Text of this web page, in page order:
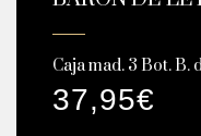
Caja mad. 3 Bot. B.
37,95€